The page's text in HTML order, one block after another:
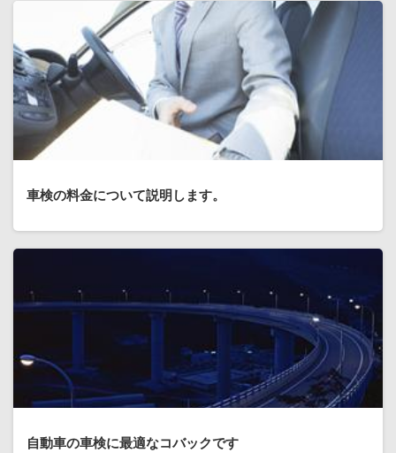
車検の料金について説明します。
自動車の車検に最適なコバックです